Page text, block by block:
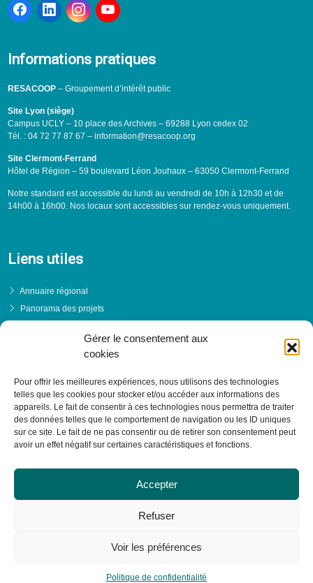
Gérer le consentement aux
cookies
Pour offrir les meilleures expériences, nous utilisons des technologies
telles que les cookies pour stocker et/ou accéder aux informations des
appareils. Le fait de consentir à ces technologies nous permettra de traiter
des données telles que le comportement de navigation ou les ID uniques
sur ce site. Le fait de ne pas consentir ou de retirer son consentement peut
avoir un effet négatif sur certaines caractéristiques et fonctions.
Accepter
Refuser
Voir les préférences
Politique de confidentialité
Informations pratiques
RESACOOP– Groupement d’intérêt public
Site Lyon (siège)
Campus UCLY – 10 place des Archives – 69288 Lyon cedex 02
Tél. : 04 72 77 87 67 – information@resacoop.org
Site Clermont-Ferrand
Hôtel de Région – 59 boulevard Léon Jouhaux – 63050 Clermont-Ferrand
Notre standard est accessible du lundi au vendredi de 10h à 12h30 et de
14h00 à 16h00. Nos locaux sont accessibles sur rendez-vous uniquement.
Liens utiles
Annuaire régional
Panorama des projets
Réalisation :La Luciole Digitale